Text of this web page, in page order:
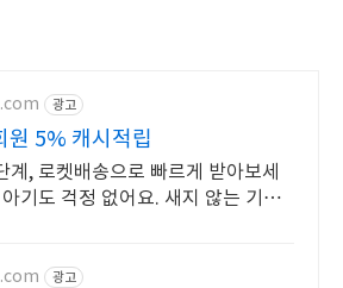
광고
원 5% 캐시적립
계, 로켓배송으로 빠르게 받아보세
기도 걱정 없어요. 새지 않는 기저
광고